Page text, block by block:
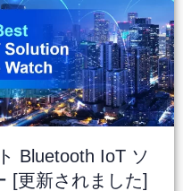
Bluetooth IoT ソ
[更新されました]